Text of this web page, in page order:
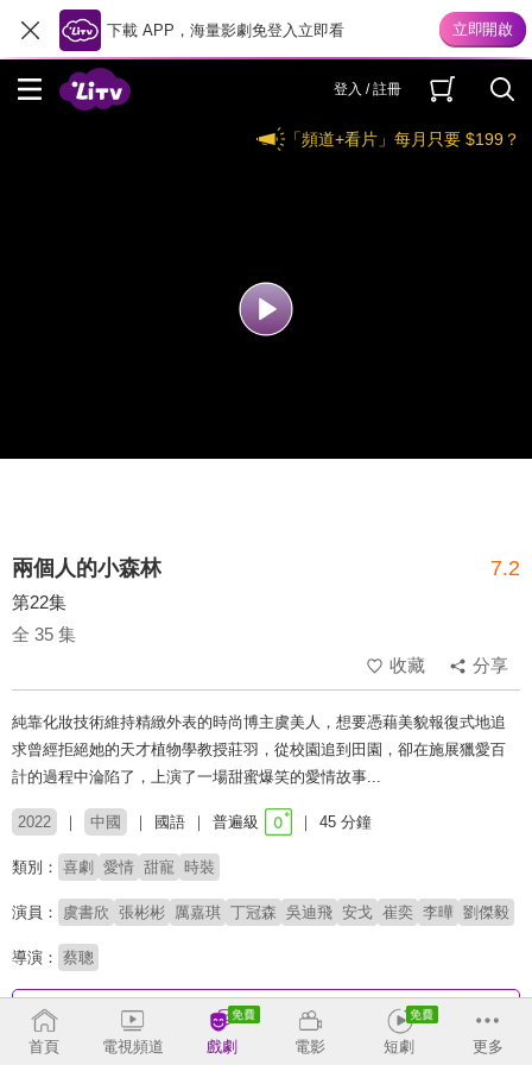
下載 APP，海量影劇免登入立即看
登入 / 註冊
「頻道+看片」每月只要 $199？
兩個人的小森林 7.2
第22集
全 35 集
收藏
分享
純靠化妝技術維持精緻外表的時尚博主虞美人，想要憑藉美貌報復式地追
求曾經拒絕她的天才植物學教授莊羽，從校園追到田園，卻在施展獵愛百
計的過程中淪陷了，上演了一場甜蜜爆笑的愛情故事...
2022 中國 國語 普遍級 45 分鐘
類別： 喜劇 愛情 甜寵 時裝
演員： 虞書欣 張彬彬 厲嘉琪 丁冠森 吳迪飛 安戈 崔奕 李曄 劉傑毅
導演： 蔡聰
收回
首頁
電視頻道 戲劇 電影 短劇 更多